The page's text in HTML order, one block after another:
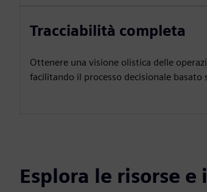
Tracciabilità completa
Ottenere una visione olistica delle
facilitando il processo decisionale basato
Esplora le risorse